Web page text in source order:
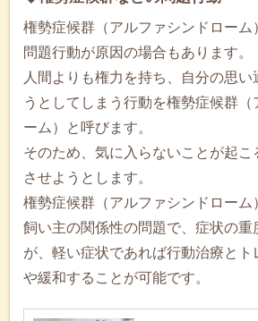
権勢症候群（アルファシンドローム
問題行動が原因の場合もあります。
人間よりも権力を持ち、自分の思い
うとしてしまう行動を権勢症候群（
ーム）と呼びます。
そのため、気に入らないことが起こ
させようとします。
権勢症候群（アルファシンドローム
飼い主の関係性の問題で、症状の重
が、軽い症状であれば行動治療とト
や緩和することが可能です。